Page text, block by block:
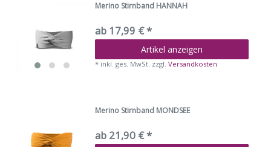
Merino Stirnband HANNAH
ab 17,99 € *
Artikel anzeigen
* inkl. ges. MwSt. zzgl.Versandkosten
Merino Stirnband MONDSEE
ab 21,90 € *